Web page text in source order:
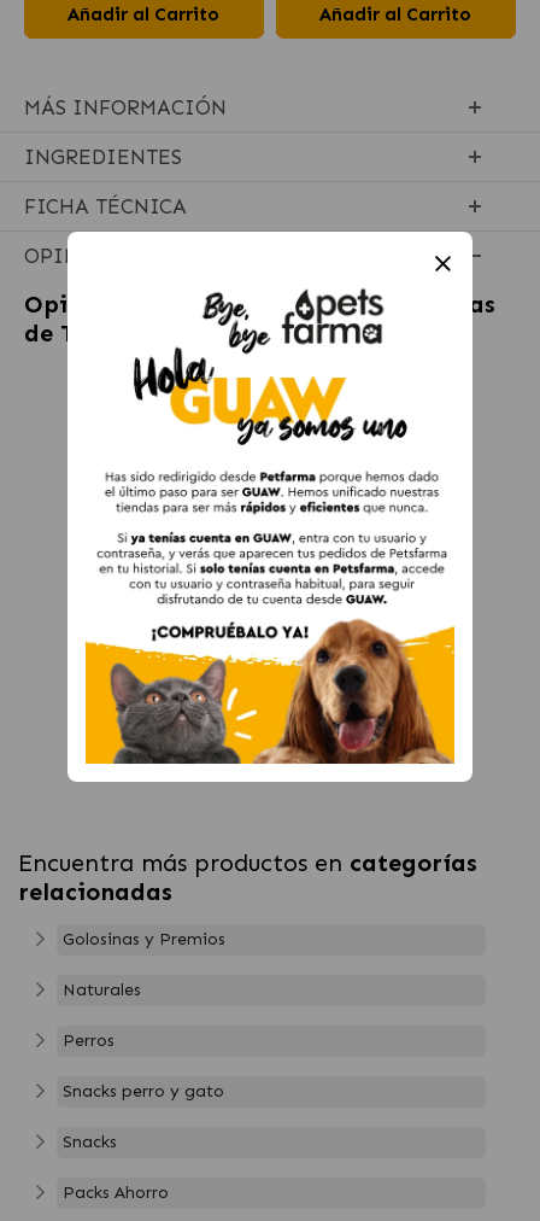
Añadir al Carrito Añadir al Carrito
MÁS INFORMACIÓN
INGREDIENTES
FICHA TÉCNICA
OPINIONES
Opiniones sobreWild Balance Tráqueas
de Ternera Snack para Perros
Encuentra más productos en categorías
relacionadas
Golosinas y Premios
Naturales
Perros
Snacks perro y gato
Snacks
Packs Ahorro